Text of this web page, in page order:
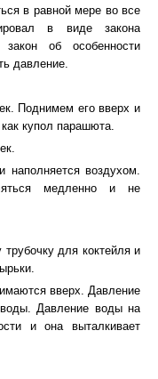
в равной мере во все
в виде закона
об особенности
давление.
Поднимем его вверх и
купол парашюта.
наполняется воздухом.
медленно и не
для коктейля и
вверх. Давление
Давление воды на
и она выталкивает